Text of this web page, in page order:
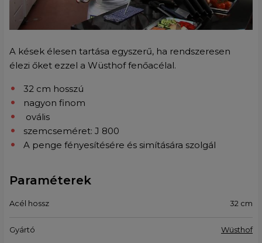
A kések élesen tartása egyszerű, ha rendszeresen
élezi őket ezzel a Wüsthof fenőacélal.
32 cm hosszú
nagyon finom
ovális
szemcseméret: J 800
A penge fényesítésére és simítására szolgál
Paraméterek
Acél hossz 32 cm
Gyártó Wüsthof